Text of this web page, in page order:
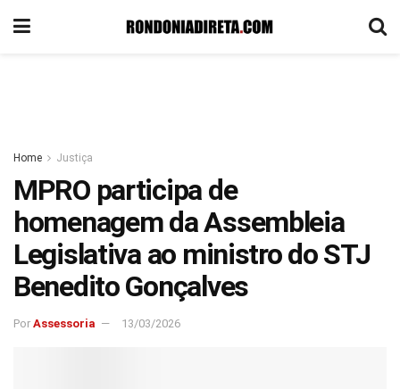
Home Justiça
MPRO participa de
homenagem da Assembleia
Legislativa ao ministro do STJ
Benedito Gonçalves
Por Assessoria 13/03/2026